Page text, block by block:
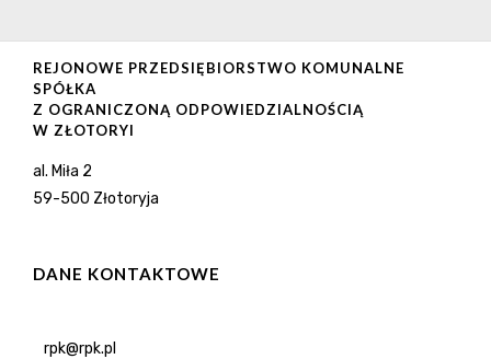
REJONOWE PRZEDSIĘBIORSTWO KOMUNALNE
SPÓŁKA
Z OGRANICZONĄ ODPOWIEDZIALNOŚCIĄ
W ZŁOTORYI
al. Miła 2
59-500 Złotoryja
DANE KONTAKTOWE
rpk@rpk.pl